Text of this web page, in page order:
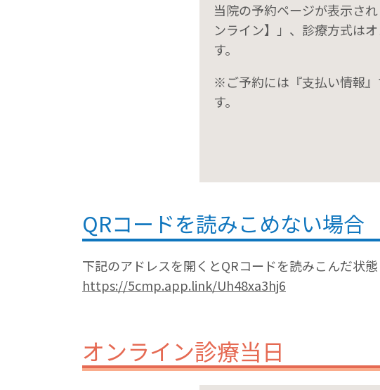
当院の予約ページが表⽰さ
ンライン】」、診療方式は
す。
※ご予約には『支払い情報
す。
QRコードを読みこめない場合
下記のアドレスを開くとQRコードを読みこんだ状態
https://5cmp.app.link/Uh48xa3hj6
オンライン診療当⽇